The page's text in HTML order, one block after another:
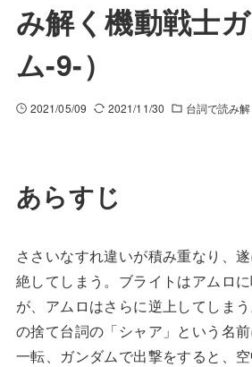
み解く機動戦士
ム-9-）
2021/05/09 2021/11/30 台詞で読み
あらすじ
ささいなすれ違いが積み重なり、
絶してしまう。ブライトはアムロ
が、アムロはさらに逆上してしま
の捨て台詞の「シャア」という名
一転、ガンダムで出撃をすると、